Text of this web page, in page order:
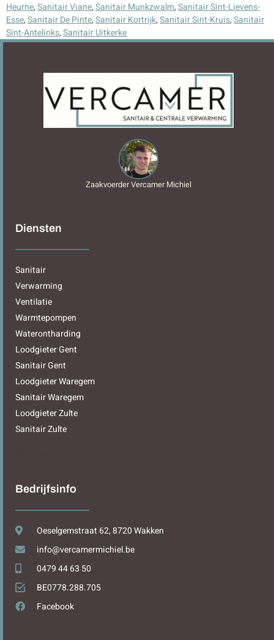
Heurne,Sanitair Viane,Sanitair Munkzwalm,Sanitair Sint-Lievens-
Esse,Sanitair De Pinte,Sanitair Kortrijk,Sanitair Sint-Kruis,Sanitair
Sint-Antelinks,Sanitair Uitkerke
Zaakvoerder Vercamer Michiel
Diensten
Sanitair
Verwarming
Ventilatie
Warmtepompen
Waterontharding
Loodgieter Gent
Sanitair Gent
Loodgieter Waregem
Sanitair Waregem
Loodgieter Zulte
Sanitair Zulte
Bedrijfsinfo
Oeselgemstraat 62, 8720 Wakken
info@vercamermichiel.be
0479 44 63 50
BE0778.288.705
Facebook